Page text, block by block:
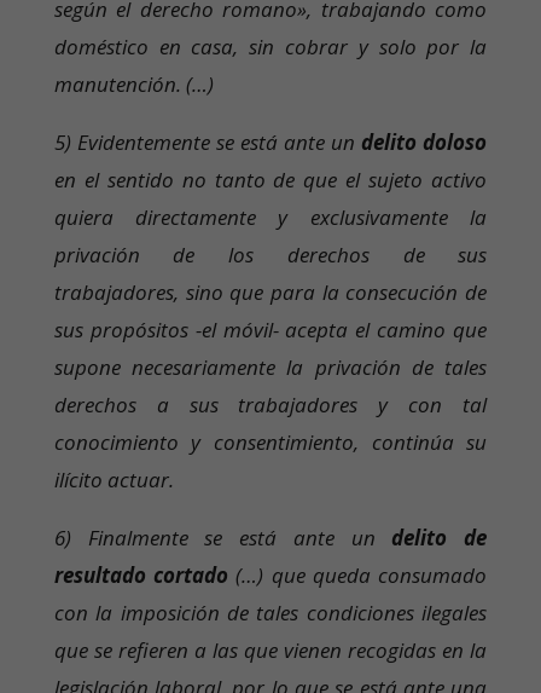
según el derecho romano», trabajando como
doméstico en casa, sin cobrar y solo por la
manutención. (…)
5) Evidentemente se está ante un delito doloso
en el sentido no tanto de que el sujeto activo
quiera directamente y exclusivamente la
privación de los derechos de sus
trabajadores, sino que para la consecución de
sus propósitos -el móvil- acepta el camino que
supone necesariamente la privación de tales
derechos a sus trabajadores y con tal
conocimiento y consentimiento, continúa su
ilícito actuar.
6) Finalmente se está ante un delito de
resultado cortado (…) que queda consumado
con la imposición de tales condiciones ilegales
que se refieren a las que vienen recogidas en la